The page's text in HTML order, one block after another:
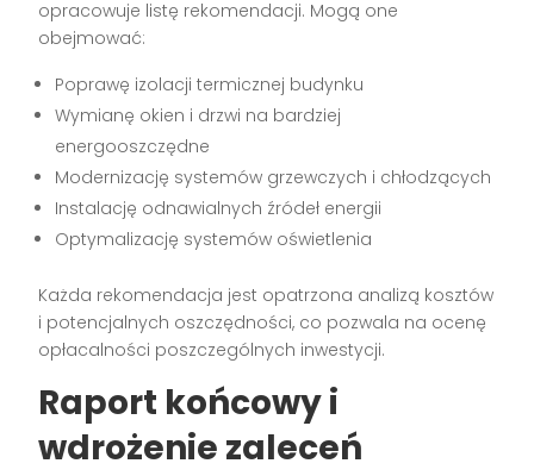
opracowuje listę rekomendacji. Mogą one
obejmować:
Poprawę izolacji termicznej budynku
Wymianę okien i drzwi na bardziej
energooszczędne
Modernizację systemów grzewczych i chłodzących
Instalację odnawialnych źródeł energii
Optymalizację systemów oświetlenia
Każda rekomendacja jest opatrzona analizą kosztów
i potencjalnych oszczędności, co pozwala na ocenę
opłacalności poszczególnych inwestycji.
Raport końcowy i
wdrożenie zaleceń